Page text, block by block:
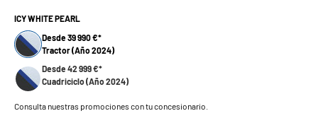
ICY WHITE PEARL
Desde 39 990 €*
Tractor (Año 2024)
Desde 42 999 €*
Cuadriciclo (Año 2024)
Consulta nuestras promociones con tu concesionario.